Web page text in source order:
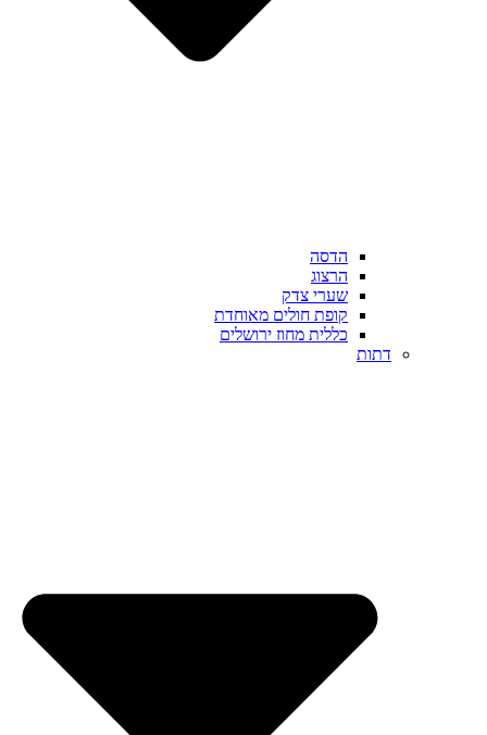
הדסה
הרצוג
שערי צדק
קופת חולים מאוחדת
כללית מחוז ירושלים
דתות